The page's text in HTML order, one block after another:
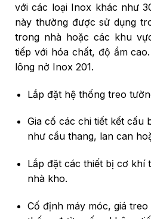
với các loại Inox khác như
này thường được sử dụng
trong nhà hoặc các khu
tiếp với hóa chất, độ ẩm
lông nở Inox 201.
Lắp đặt hệ thống treo
Gia cố các chi tiết kết cấu
như cầu thang, lan can
Lắp đặt các thiết bị cơ khí
nhà kho.
Cố định máy móc, giá